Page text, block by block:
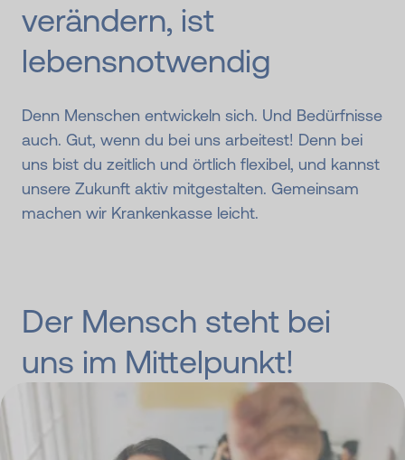
verändern, ist
lebensnotwendig
Denn Menschen entwickeln sich. Und Bedürfnisse
auch. Gut, wenn du bei uns arbeitest! Denn bei
uns bist du zeitlich und örtlich flexibel, und kannst
unsere Zukunft aktiv mitgestalten. Gemeinsam
machen wir Krankenkasse leicht.
Der Mensch steht bei
uns im Mittelpunkt!